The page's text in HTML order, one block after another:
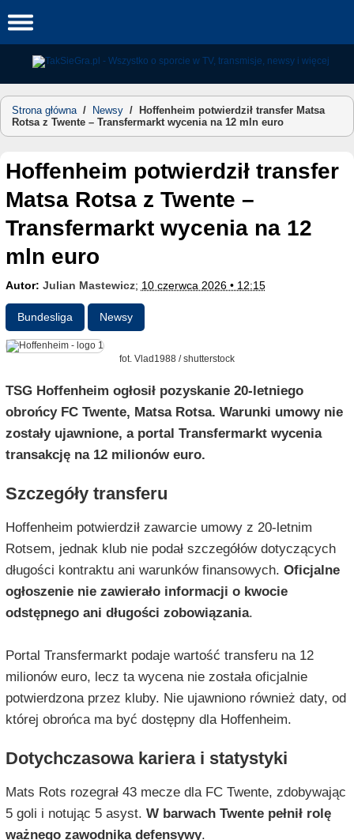
to
Strona główna/ Newsy /
Hoffenheim potwierdził transfer Matsa
Rotsa z Twente – Transfermarkt wycenia na 12 mln euro
Hoffenheim potwierdził transfer
Matsa Rotsa z Twente –
Transfermarkt wycenia na 12
mln euro
Autor: Julian Mastewicz; 10 czerwca 2026 • 12:15
Bundesliga Newsy
fot. Vlad1988 / shutterstock
TSG Hoffenheim ogłosił pozyskanie 20-letniego
obrońcy FC Twente, Matsa Rotsa. Warunki umowy nie
zostały ujawnione, a portal Transfermarkt wycenia
transakcję na 12 milionów euro.
Szczegóły transferu
Hoffenheim potwierdził zawarcie umowy z 20-letnim
Rotsem, jednak klub nie podał szczegółów dotyczących
długości kontraktu ani warunków finansowych. Oficjalne
ogłoszenie nie zawierało informacji o kwocie
odstępnego ani długości zobowiązania.
Portal Transfermarkt podaje wartość transferu na 12
milionów euro, lecz ta wycena nie została oficjalnie
potwierdzona przez kluby. Nie ujawniono również daty, od
której obrońca ma być dostępny dla Hoffenheim.
Dotychczasowa kariera i statystyki
Mats Rots rozegrał 43 mecze dla FC Twente, zdobywając
5 goli i notując 5 asyst. W barwach Twente pełnił rolę
ważnego zawodnika defensywy.